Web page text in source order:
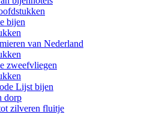
bijen
van Nederland
zweefvliegen
Lijst bijen
dorp
zilveren fluitje